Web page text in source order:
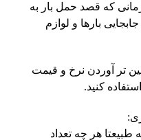
که قصد حمل بار به
بارها و لوازم
تر آوردن نرخ و قیمت
کنید.
طبیعتا هر چه تعداد